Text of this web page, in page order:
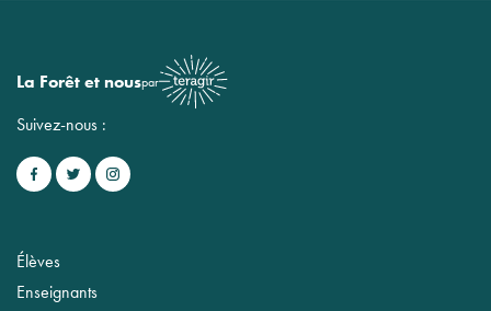
La Forêt et nouspar
Suivez-nous :
Élèves
Enseignants